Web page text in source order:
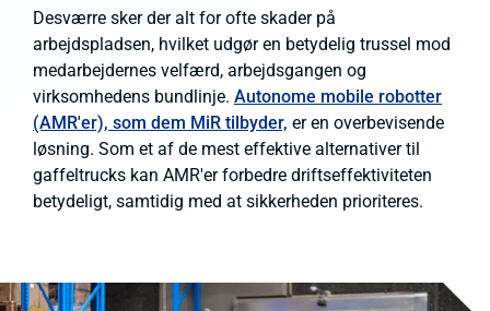
Desværre sker der alt for ofte skader på
arbejdspladsen, hvilket udgør en betydelig trussel mod
medarbejdernes velfærd, arbejdsgangen og
virksomhedens bundlinje. Autonome mobile robotter
(AMR'er), som dem MiR tilbyder, er en overbevisende
løsning. Som et af de mest effektive alternativer til
gaffeltrucks kan AMR'er forbedre driftseffektiviteten
betydeligt, samtidig med at sikkerheden prioriteres.